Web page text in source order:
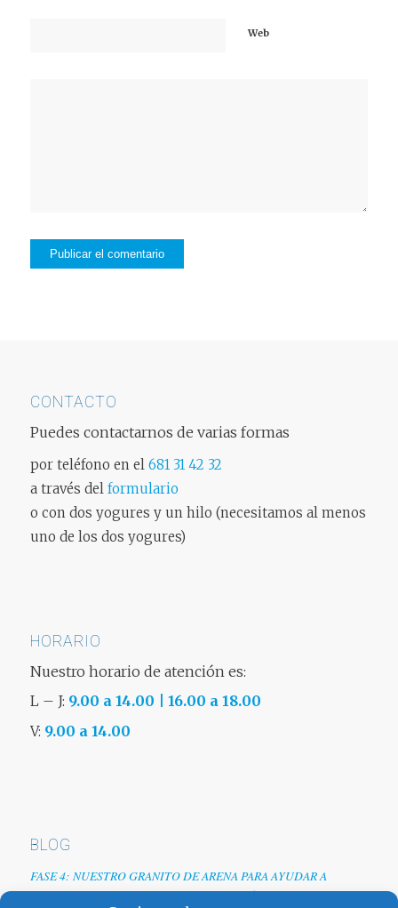
Web
CONTACTO
Puedes contactarnos de varias formas
por teléfono en el 681 31 42 32
a través del formulario
o con dos yogures y un hilo (necesitamos al menos
uno de los dos yogures)
HORARIO
Nuestro horario de atención es:
L – J: 9.00 a 14.00 | 16.00 a 18.00
V: 9.00 a 14.00
BLOG
FASE 4: NUESTRO GRANITO DE ARENA PARA AYUDAR A
EMPRESAS TRAS LA CRISIS DEL COVID-19